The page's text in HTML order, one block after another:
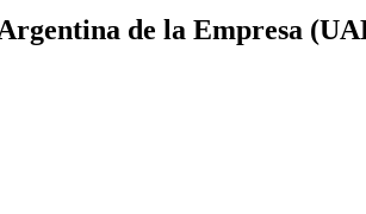
de la Empresa